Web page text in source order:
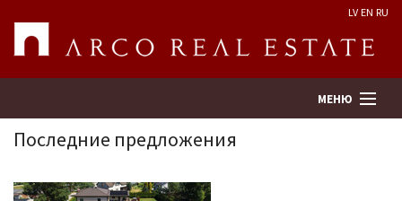
LV EN RU
МЕНЮ
Поиск
Последние предложения